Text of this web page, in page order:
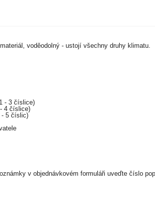
voděodolný - ustojí všechny druhy klimatu.
- 3 číslice)
4 číslice)
- 5 číslic)
v objednávkovém formuláři uveďte číslo